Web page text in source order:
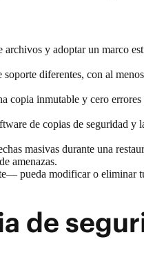
y adoptar un marco
diferentes, con al
copia inmutable y cero
de copias de seguridad y
masivas durante una
amenazas.
pueda modificar o eliminar
de